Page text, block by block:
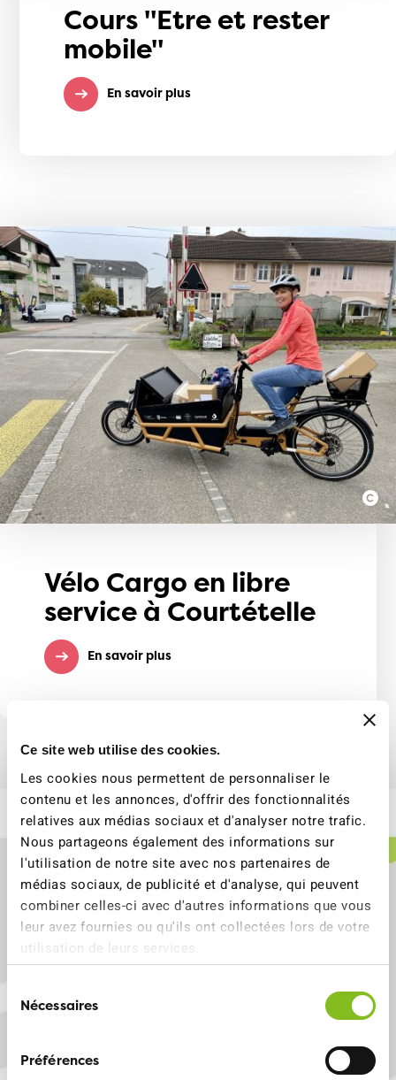
Ce site web utilise des cookies.
Les cookies nous permettent de personnaliser le
contenu et les annonces, d'offrir des fonctionnalités
relatives aux médias sociaux et d'analyser notre trafic.
Nous partageons également des informations sur
l'utilisation de notre site avec nos partenaires de
médias sociaux, de publicité et d'analyse, qui peuvent
combiner celles-ci avec d'autres informations que vous
leur avez fournies ou qu'ils ont collectées lors de votre
utilisation de leurs services.
Nécessaires
Préférences
Cours "Etre et rester
mobile"
En savoir plus
Vélo Cargo en libre
service à Courtételle
En savoir plus